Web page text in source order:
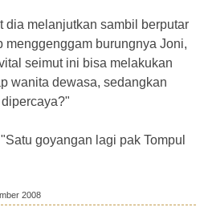
dia melanjutkan sambil berputar
menggenggam burungnya Joni,
seimut ini bisa melakukan
wanita dewasa, sedangkan
goyangan lagi pak Tompul
2008